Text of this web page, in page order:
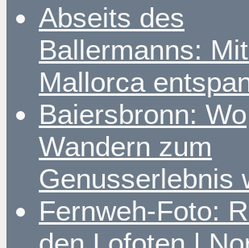
Abseits des
Ballermanns:
Mallorca
Baiersbronn: Wo
Wandern zum
Genusserlebnis
Fernweh-Foto: